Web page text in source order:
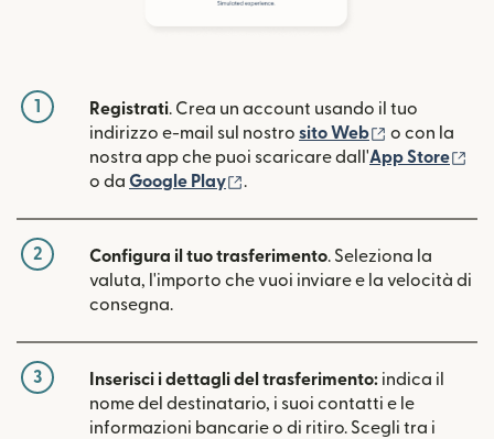
1 Registrati. Crea un account usando il tuo
indirizzo e-mail sul nostro sito Web (si apre in
o con la
nostra app che puoi scaricare dall'App Store
o da Google Play (si apre in una nuova finestra)
.
2 Configura il tuo trasferimento. Seleziona la
valuta, l'importo che vuoi inviare e la velocità di
consegna.
3 Inserisci i dettagli del trasferimento: indica il
nome del destinatario, i suoi contatti e le
informazioni bancarie o di ritiro. Scegli tra i